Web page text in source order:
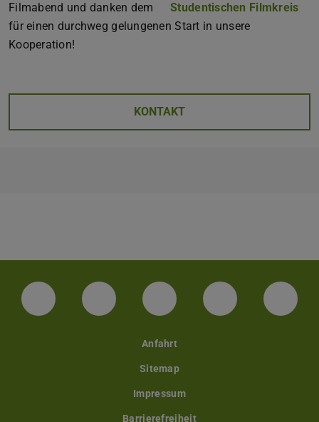
Filmabend und danken dem
Studentischen Filmkreis
für einen durchweg gelungenen Start in unsere
Kooperation!
KONTAKT
Facebook Instagram TikTok Bluesky
Anfahrt
Sitemap
Impressum
Barrierefreiheit